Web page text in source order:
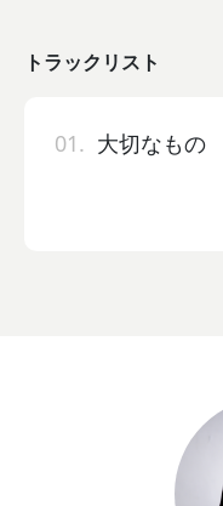
トラックリスト
01. 大切なもの